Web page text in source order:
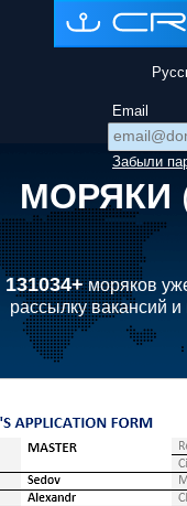
Email
Забыли
МОРЯКИ
131034+моряков
рассылку вакансий